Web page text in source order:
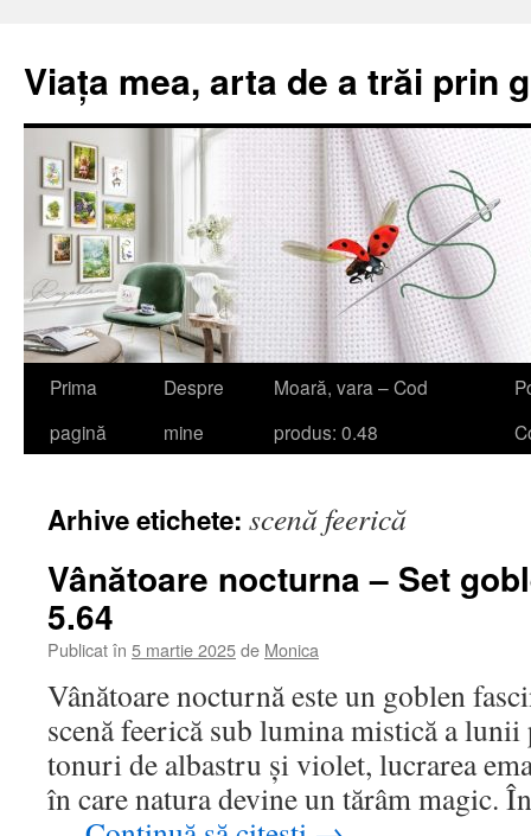
Viața mea, arta de a trăi prin
Sari
Prima
pagină
Despre
mine
Moară, vara – Cod
produs: 0.48
Arhive etichete: scenă feerică
Vânătoare nocturna – Set
5.64
Publicat în 5 martie 2025de Monica
Vânătoare nocturnă este un goblen
scenă feerică sub lumina mistică a
tonuri de albastru și violet, lucrarea
în care natura devine un tărâm magic.